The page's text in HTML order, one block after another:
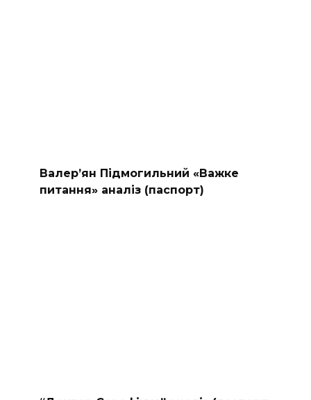
Валер’ян Підмогильний «Важке
питання» аналіз (паспорт)